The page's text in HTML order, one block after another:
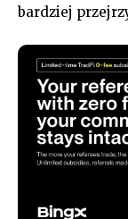
bardziej